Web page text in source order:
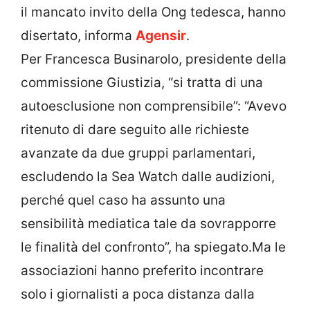
il mancato invito della Ong tedesca, hanno
disertato, informa Agensir.
Per Francesca Businarolo, presidente della
commissione Giustizia, “si tratta di una
autoesclusione non comprensibile”: “Avevo
ritenuto di dare seguito alle richieste
avanzate da due gruppi parlamentari,
escludendo la Sea Watch dalle audizioni,
perché quel caso ha assunto una
sensibilità mediatica tale da sovrapporre
le finalità del confronto”, ha spiegato.Ma le
associazioni hanno preferito incontrare
solo i giornalisti a poca distanza dalla